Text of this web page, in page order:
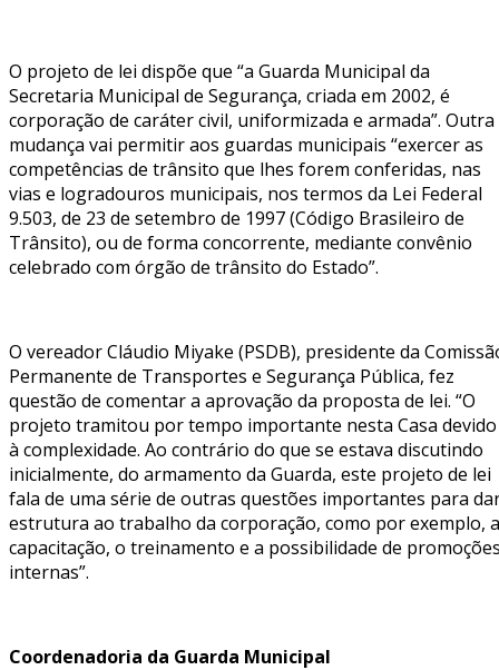
O projeto de lei dispõe que “a Guarda Municipal da
Secretaria Municipal de Segurança, criada em 2002, é
corporação de caráter civil, uniformizada e armada”. Outra
mudança vai permitir aos guardas municipais “exercer as
competências de trânsito que lhes forem conferidas, nas
vias e logradouros municipais, nos termos da Lei Federal
9.503, de 23 de setembro de 1997 (Código Brasileiro de
Trânsito), ou de forma concorrente, mediante convênio
celebrado com órgão de trânsito do Estado”.
O vereador Cláudio Miyake (PSDB), presidente da
Permanente de Transportes e Segurança Pública, fez
questão de comentar a aprovação da proposta de lei. “O
projeto tramitou por tempo importante nesta Casa devido
à complexidade. Ao contrário do que se estava discutindo
inicialmente, do armamento da Guarda, este projeto de lei
fala de uma série de outras questões importantes para
estrutura ao trabalho da corporação, como por exemplo, a
capacitação, o treinamento e a possibilidade de
internas”.
Coordenadoria da Guarda Municipal